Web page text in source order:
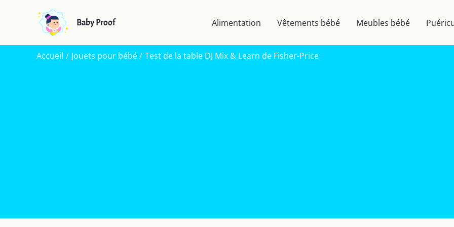
Baby Proof Alimentation Vêtements bébé Meubles bébé
Accueil Jouets pour bébé Test de la table DJ Mix & Learn de Fisher-Price